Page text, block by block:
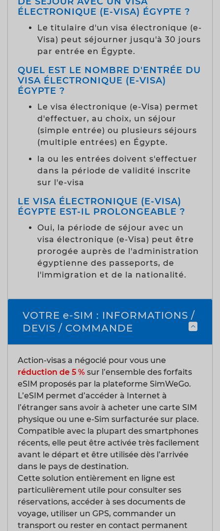
ÉLECTRONIQUE (E-VISA) ÉGYPTE ?
Le titulaire d'un visa électronique (e-
Visa) peut séjourner jusqu'à 30 jours
par entrée en Égypte.
QUEL EST LE NOMBRE D'ENTRÉE DU
VISA ÉLECTRONIQUE (E-VISA)
ÉGYPTE ?
Le visa électronique (e-Visa) permet
d'effectuer, au choix, un séjour
(simple entrée) ou plusieurs séjours
(multiple entrées) en Égypte.
la ou les entrées doivent s'effectuer
dans la période de validité inscrite
sur l'e-visa
LE VISA ÉLECTRONIQUE (E-VISA)
ÉGYPTE EST-IL PROLONGEABLE ?
Oui, la période de séjour avec un
visa électronique (e-Visa) peut être
prorogée auprès de l'administration
égyptienne des passeports, de
l'immigration et de la nationalité.
VOTRE e-SIM : INFORMATIONS /
DEVIS / COMMANDE
Action-visas a négocié pour vous une
réduction de 5 % sur l’ensemble des forfaits
eSIM proposés par la plateforme SimWeGo.
L’eSIM permet d’accéder à Internet à
l’étranger sans avoir à acheter une carte SIM
physique ou une e-Sim surfacturée sur place.
Compatible avec la plupart des smartphones
récents, elle peut être activée très facilement
avant le départ et être utilisée dès l’arrivée
dans le pays de destination.
Cette solution entièrement en ligne est
particulièrement utile pour consulter ses
réservations, accéder à ses documents de
voyage, utiliser un GPS, commander un
transport ou rester en contact permanent